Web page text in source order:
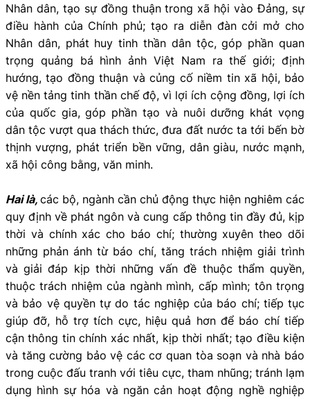
Nhân dân, tạo sự đồng thuận trong xã hội vào Đảng, sự
điều hành của Chính phủ; tạo ra diễn đàn cởi mở cho
Nhân dân, phát huy tinh thần dân tộc, góp phần quan
trọng quảng bá hình ảnh Việt Nam ra thế giới; định
hướng, tạo đồng thuận và củng cố niềm tin xã hội, bảo
vệ nền tảng tinh thần chế độ, vì lợi ích cộng đồng, lợi ích
của quốc gia, góp phần tạo và nuôi dưỡng khát vọng
dân tộc vượt qua thách thức, đưa đất nước ta tới bến bờ
thịnh vượng, phát triển bền vững, dân giàu, nước mạnh,
xã hội công bằng, văn minh.
Hai là, các bộ, ngành cần chủ động thực hiện nghiêm các
quy định về phát ngôn và cung cấp thông tin đầy đủ, kịp
thời và chính xác cho báo chí; thường xuyên theo dõi
những phản ánh từ báo chí, tăng trách nhiệm giải trình
và giải đáp kịp thời những vấn đề thuộc thẩm quyền,
thuộc trách nhiệm của ngành mình, cấp mình; tôn trọng
và bảo vệ quyền tự do tác nghiệp của báo chí; tiếp tục
giúp đỡ, hỗ trợ tích cực, hiệu quả hơn để báo chí tiếp
cận thông tin chính xác nhất, kịp thời nhất; tạo điều kiện
và tăng cường bảo vệ các cơ quan tòa soạn và nhà báo
trong cuộc đấu tranh với tiêu cực, tham nhũng; tránh lạm
dụng hình sự hóa và ngăn cản hoạt động nghề nghiệp